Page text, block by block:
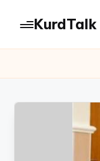
KurdTalk